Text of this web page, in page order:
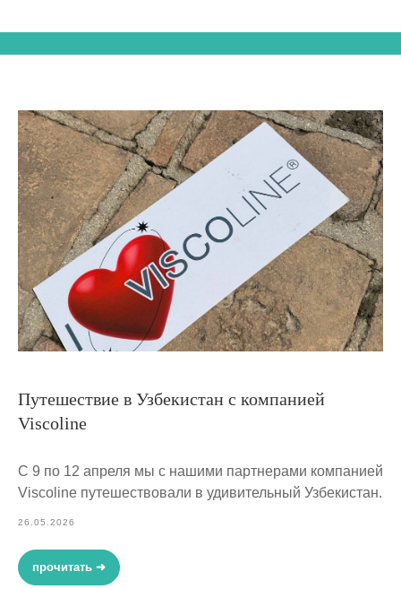
Путешествие в Узбекистан с компанией
Viscoline
С 9 по 12 апреля мы с нашими партнерами компанией
Viscoline путешествовали в удивительный Узбекистан.
26.05.2026
прочитать ➜